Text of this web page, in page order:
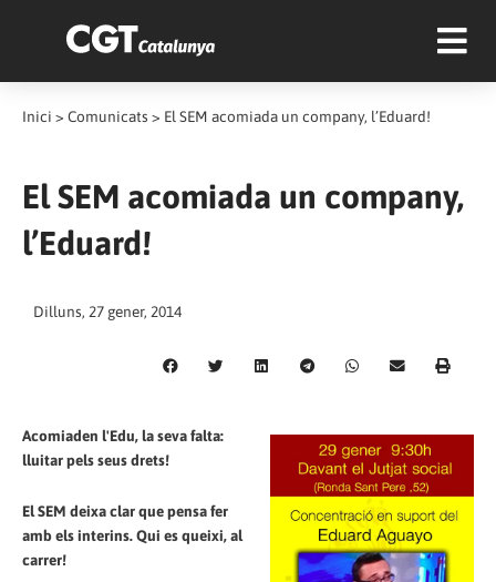
Inici > Comunicats > El SEM acomiada un company, l’Eduard!
El SEM acomiada un company,
l’Eduard!
Dilluns, 27 gener, 2014
Acomiaden l'Edu, la seva falta:
lluitar pels seus drets!
El SEM deixa clar que pensa fer
amb els interins. Qui es queixi, al
carrer!